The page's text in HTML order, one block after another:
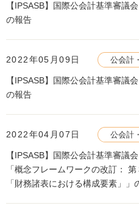
【IPSASB】国際公会計基準審議
の報告
2022年05月09日 公会計
【IPSASB】国際公会計基準審議
の報告
2022年04月07日 公会計
【IPSASB】国際公会計基準審議
「概念フレームワークの改訂：
「財務諸表における構成要素」」